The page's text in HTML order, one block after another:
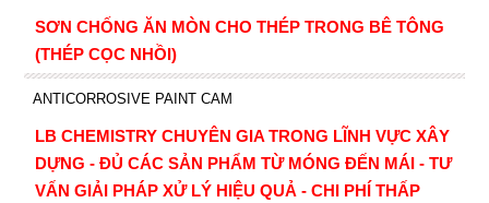
SƠN CHỐNG ĂN MÒN CHO THÉP TRONG BÊ TÔNG
(THÉP CỌC NHỒI)
ANTICORROSIVE PAINT CAM
LB CHEMISTRY CHUYÊN GIA TRONG LĨNH VỰC XÂY
DỰNG - ĐỦ CÁC SẢN PHẨM TỪ MÓNG ĐẾN MÁI - TƯ
VẤN GIẢI PHÁP XỬ LÝ HIỆU QUẢ - CHI PHÍ THẤP